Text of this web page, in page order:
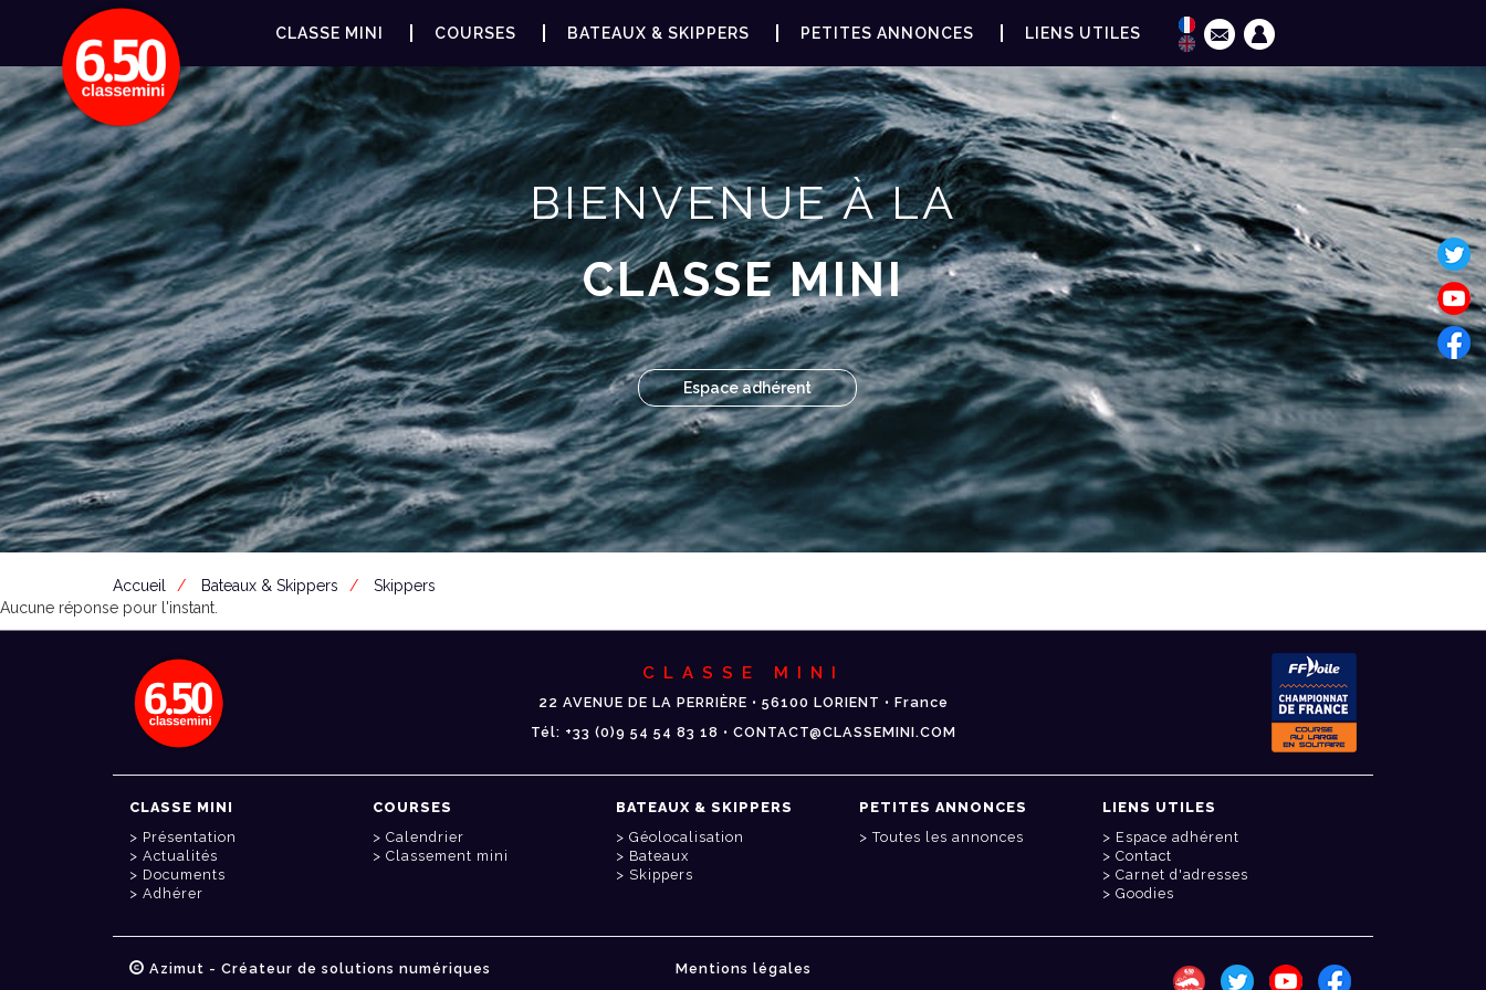
CLASSE MINI COURSES BATEAUX & SKIPPERS PETITES ANNONCES LIENS UTILES
BIENVENUE À LA
CLASSE MINI
Espace adhérent
Accueil Bateaux & Skippers
Skippers
Aucune réponse pour l'instant.
CLASSE MINI
22 AVENUE DE LA PERRIÈRE • 56100 LORIENT • France
Tél: +33 (0)9 54 54 83 18 • CONTACT@CLASSEMINI.COM
CLASSE MINI
Présentation
Actualités
Documents
Adhérer
COURSES
Calendrier
Classement mini
BATEAUX & SKIPPERS
Géolocalisation
Bateaux
Skippers
PETITES ANNONCES
Toutes les annonces
LIENS UTILES
Espace adhérent
Contact
Carnet d'adresses
Goodies
Azimut - Créateur de solutions numériques Mentions légales